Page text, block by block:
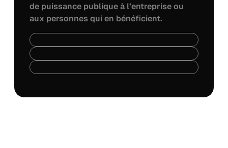
de puissance publique à l’entreprise ou
aux personnes qui en bénéficient.